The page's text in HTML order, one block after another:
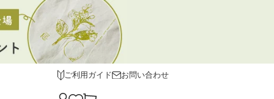
ご利用ガイド お問い合わせ